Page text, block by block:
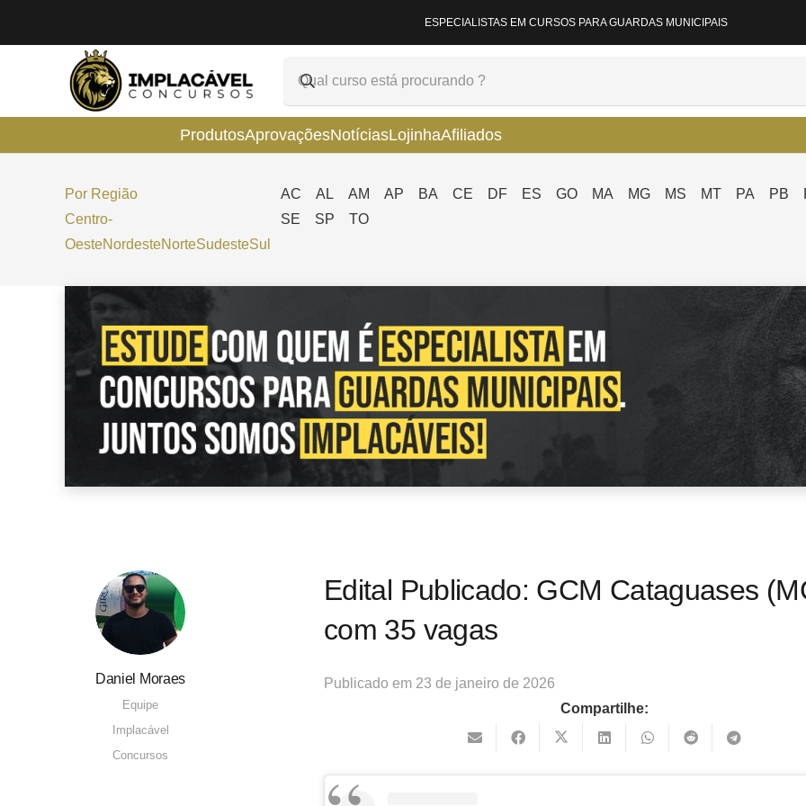
ESPECIALISTAS EM CURSOS PARA GUARDAS MUNICIPAIS
ProdutosAprovaçõesNotíciasLojinhaAfiliados
Por Região
Centro-
OesteNordesteNorteSudesteSul
AC AL AM AP BA CE DF ES GO MA MG MS MT PA PB
SE
SP TO
Daniel Moraes
Equipe
Implacável
Concursos
Edital Publicado: GCM Cataguases
com 35 vagas
Publicado em 23 de janeiro de 2026
Compartilhe: